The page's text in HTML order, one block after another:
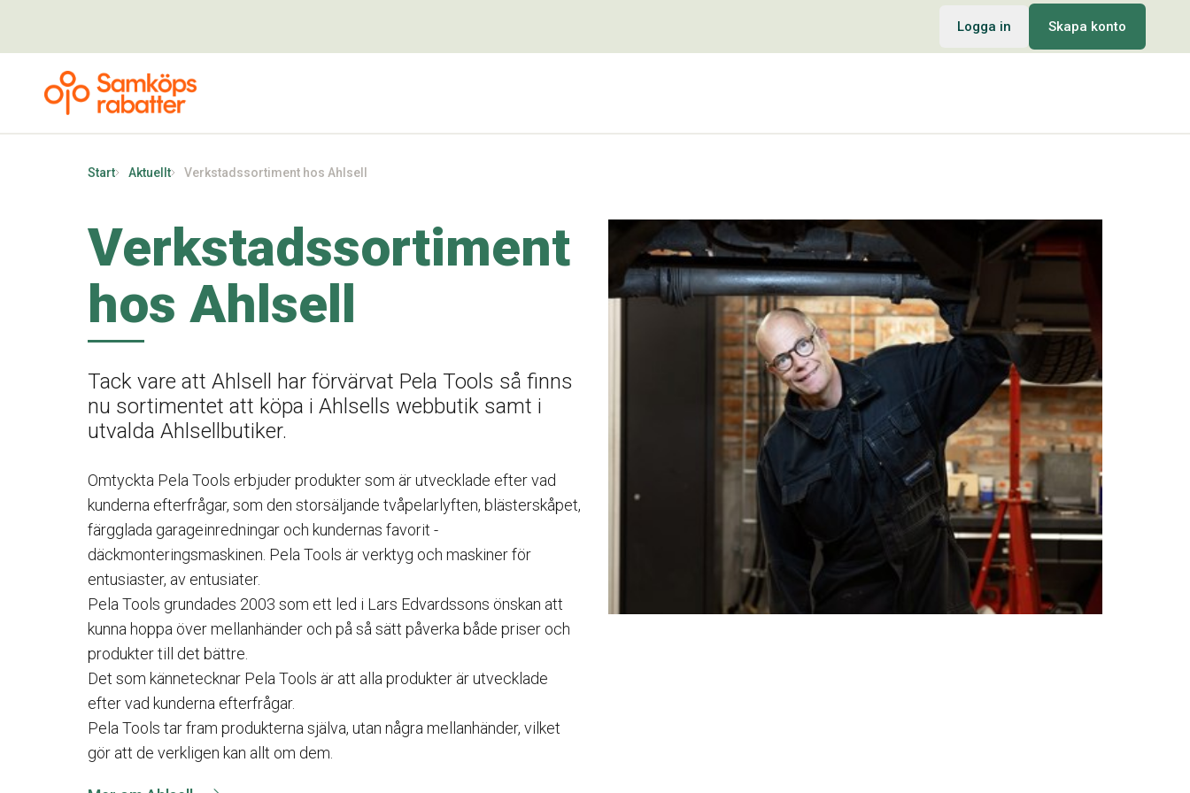
Logga in Skapa konto
Start Aktuellt Verkstadssortiment hos Ahlsell
Verkstadssortiment
hos Ahlsell
Tack vare att Ahlsell har förvärvat Pela Tools så finns
nu sortimentet att köpa i Ahlsells webbutik samt i
utvalda Ahlsellbutiker.
Omtyckta Pela Tools erbjuder produkter som är utvecklade efter vad
kunderna efterfrågar, som den storsäljande tvåpelarlyften, blästerskåpet,
färgglada garageinredningar och kundernas favorit -
däckmonteringsmaskinen. Pela Tools är verktyg och maskiner för
entusiaster, av entusiater.
Pela Tools grundades 2003 som ett led i Lars Edvardssons önskan att
kunna hoppa över mellanhänder och på så sätt påverka både priser och
produkter till det bättre.
Det som kännetecknar Pela Tools är att alla produkter är utvecklade
efter vad kunderna efterfrågar.
Pela Tools tar fram produkterna själva, utan några mellanhänder, vilket
gör att de verkligen kan allt om dem.